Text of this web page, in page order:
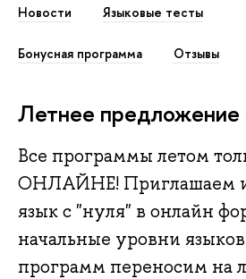
Новости Языковые тесты
Бонусная программа Отзывы
Летнее предложение
Все программы летом
ОНЛАЙНЕ! Приглашаем
язык с "нуля" в онлайн
начальные уровни
программ переносим на